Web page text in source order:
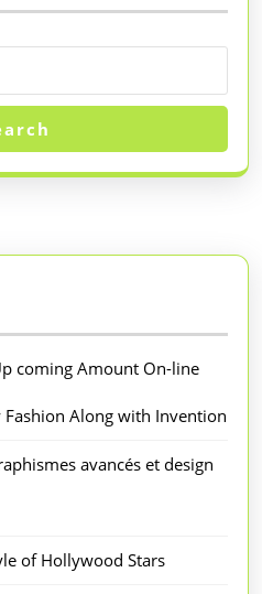
coming Amount On-line
Along with Invention
avancés et design
of Hollywood Stars